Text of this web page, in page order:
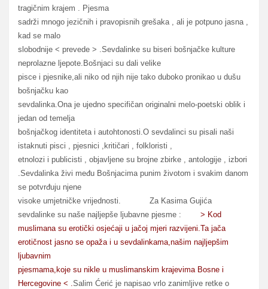
tragičnim krajem . Pjesma
sadrži mnogo jezičnih i pravopisnih grešaka , ali je potpuno jasna ,
kad se malo
slobodnije < prevede > .Sevdalinke su biseri bošnjačke kulture
neprolazne ljepote.Bošnjaci su dali velike
pisce i pjesnike,ali niko od njih nije tako duboko pronikao u dušu
bošnjačku kao
sevdalinka.Ona je ujedno specifičan originalni melo-poetski oblik i
jedan od temelja
bošnjačkog identiteta i autohtonosti.O sevdalinci su pisali naši
istaknuti pisci , pjesnici ,kritičari , folkloristi ,
etnolozi i publicisti , objavljene su brojne zbirke , antologije , izbori
.Sevdalinka živi među Bošnjacima punim životom i svakim danom
se potvrđuju njene
visoke umjetničke vrijednosti. Za Kasima Gujića
sevdalinke su naše najljepše ljubavne pjesme : > Kod
muslimana su erotički osjećaji u jačoj mjeri razvijeni.Ta jača
erotičnost jasno se opaža i u sevdalinkama,našim najljepšim
ljubavnim
pjesmama,koje su nikle u muslimanskim krajevima Bosne i
Hercegovine < .Salim Ćerić je napisao vrlo zanimljive retke o